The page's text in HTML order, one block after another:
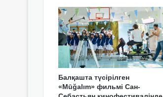
Балқашта түсірілген
«Mūğalım» фильмі Сан-